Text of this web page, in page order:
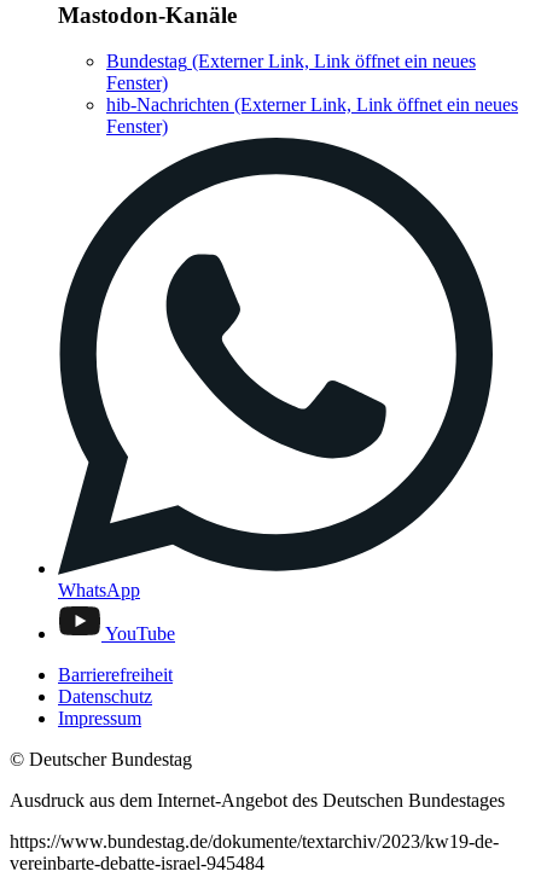
Mastodon-Kanäle
Bundestag (Externer Link, Link öffnet ein neues
Fenster)
hib-Nachrichten (Externer Link, Link öffnet ein neues
Fenster)
WhatsApp
YouTube
Barrierefreiheit
Datenschutz
Impressum
© Deutscher Bundestag
Ausdruck aus dem Internet-Angebot des Deutschen Bundestages
https://www.bundestag.de/dokumente/textarchiv/2023/kw19-de-
vereinbarte-debatte-israel-945484